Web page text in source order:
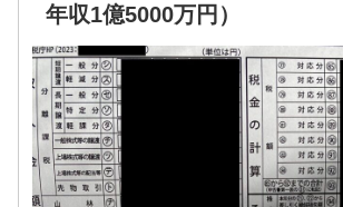
年収1億5000万円）